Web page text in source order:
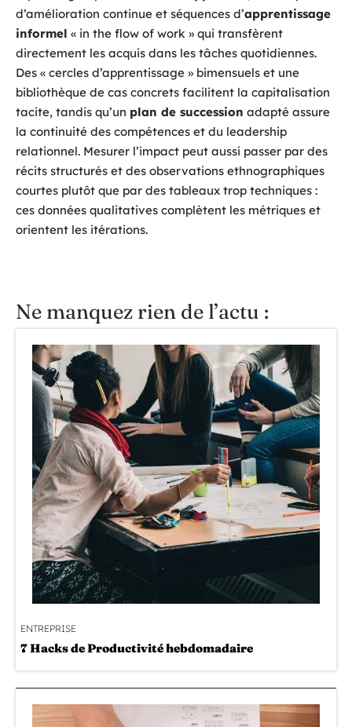
d’amélioration continue et séquences d’apprentissage
informel « in the flow of work » qui transfèrent
directement les acquis dans les tâches quotidiennes.
Des « cercles d’apprentissage » bimensuels et une
bibliothèque de cas concrets facilitent la capitalisation
tacite, tandis qu’un plan de succession adapté assure
la continuité des compétences et du leadership
relationnel. Mesurer l’impact peut aussi passer par des
récits structurés et des observations ethnographiques
courtes plutôt que par des tableaux trop techniques :
ces données qualitatives complètent les métriques et
orientent les itérations.
Ne manquez rien de l’actu :
ENTREPRISE
7 Hacks de Productivité hebdomadaire